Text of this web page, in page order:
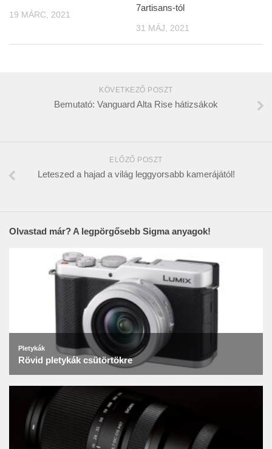
19 MÁRC, 2021
7artisans-tól
31 MÁJ, 2021
KÖVETKEZŐ POSZT
Bemutató: Vanguard Alta Rise hátizsákok
ELŐZŐ POSZT
Leteszed a hajad a világ leggyorsabb kamerájától!
Olvastad már? A legpörgősebb Sigma anyagok!